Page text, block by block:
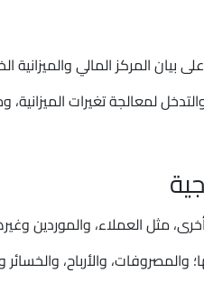
المركز المالي والميزانية
لمعالجة تغيرات الميزانية،
مثل العملاء، والموردين
والمصروفات، والأرباح،